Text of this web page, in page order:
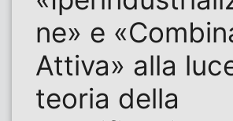
ne» e
Attiva» alla
teoria della